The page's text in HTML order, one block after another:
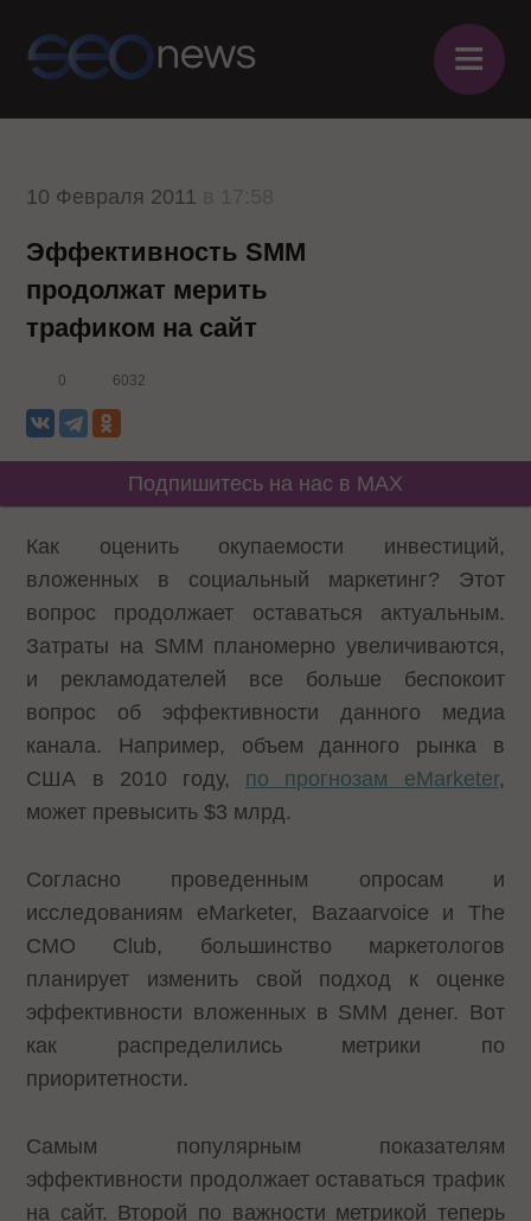
≡
10 Февраля 2011
Эффективность SMM
продолжат мерить
трафиком на сайт
0 6032
Подпишитесь на нас в MAX
Как оценить окупаемости инвестиций,
вложенных в социальный маркетинг? Этот
вопрос продолжает оставаться актуальным.
Затраты на SMM планомерно увеличиваются,
и рекламодателей все больше беспокоит
вопрос об эффективности данного медиа
канала. Например, объем данного рынка в
США в 2010 году, по прогнозам eMarketer,
может превысить $3 млрд.
Согласно проведенным опросам и
исследованиям eMarketer, Bazaarvoice и The
CMO Club, большинство маркетологов
планирует изменить свой подход к оценке
эффективности вложенных в SMM денег. Вот
как распределились метрики по
приоритетности.
Самым популярным показателям
эффективности продолжает оставаться трафик
на сайт. Второй по важности метрикой теперь